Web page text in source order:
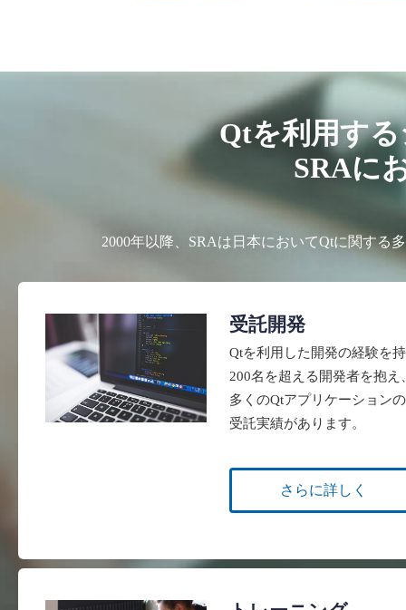
Qtを利用す
SRAに
2000年以降、SRAは日本においてQtに関する
受託開発
Qtを利用した開発の経験を
200名を超える開発者を抱え
多くのQtアプリケーション
受託実績があります。
さらに詳しく